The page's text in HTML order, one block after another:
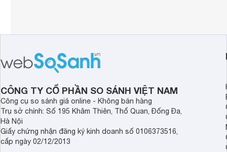
CÔNG TY CỔ PHẦN SO SÁNH VIỆT NAM
Công cụ so sánh giá online - Không bán hàng
Trụ sở chính: Số 195 Khâm Thiên, Thổ Quan, Đống Đa,
Hà Nội
Giấy chứng nhận đăng ký kinh doanh số 0106373516,
cấp ngày 02/12/2013